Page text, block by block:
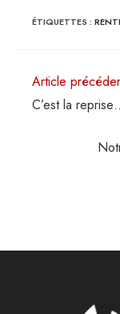
ÉTIQUETTES :
Read
more
articles
Article
C’est la